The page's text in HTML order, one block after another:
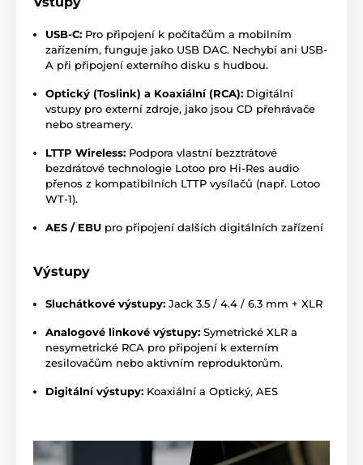
USB-C: Pro připojení k počítačům a mobilním
zařízením, funguje jako USB DAC. Nechybí ani USB-
A při připojení externího disku s hudbou.
Optický (Toslink) a Koaxiální (RCA): Digitální
vstupy pro externí zdroje, jako jsou CD přehrávače
nebo streamery.
LTTP Wireless: Podpora vlastní bezztrátové
bezdrátové technologie Lotoo pro Hi-Res audio
přenos z kompatibilních LTTP vysílačů (např. Lotoo
WT-1).
AES / EBU pro připojení dalších digitálních zařízení
Výstupy
Sluchátkové výstupy: Jack 3.5 / 4.4 / 6.3 mm + XLR
Analogové linkové výstupy: Symetrické XLR a
nesymetrické RCA pro připojení k externím
zesilovačům nebo aktivním reproduktorům.
Digitální výstupy: Koaxiální a Optický, AES